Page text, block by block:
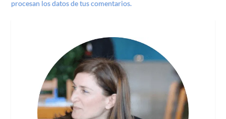
procesan los datos de tus comentarios.